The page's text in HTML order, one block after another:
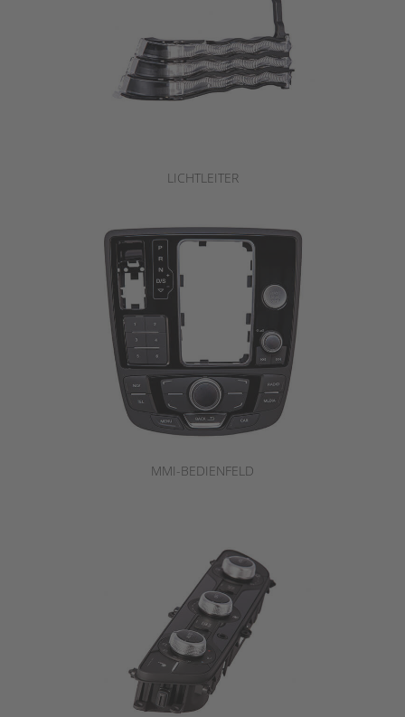
LICHTLEITER
MMI-BEDIENFELD